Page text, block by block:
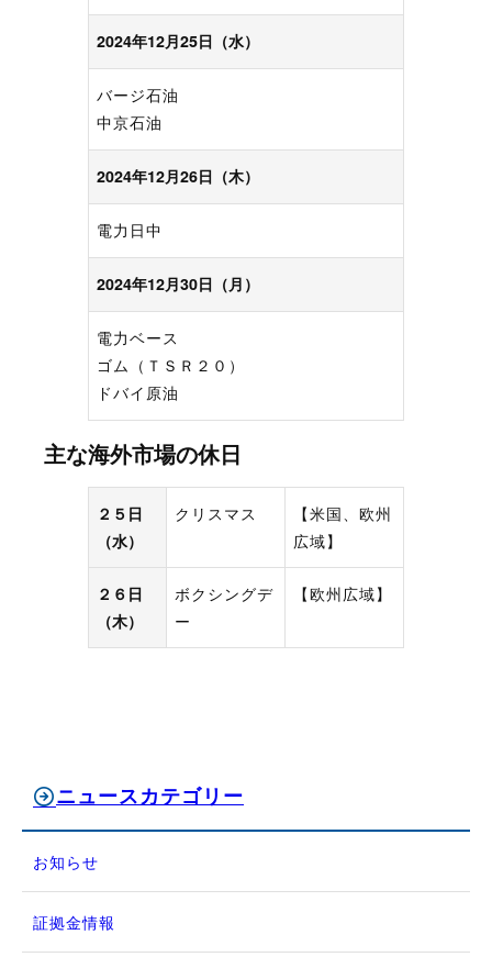
2024年12月25日（水）
バージ石油
中京石油
2024年12月26日（木）
電力日中
2024年12月30日（月）
電力ベース
ゴム（ＴＳＲ２０）
ドバイ原油
主な海外市場の休日
２５日
（水）
クリスマス
【米国、欧州
広域】
２６日
（木）
ボクシングデ
ー
【欧州広域】
ニュースカテゴリー
お知らせ
証拠金情報